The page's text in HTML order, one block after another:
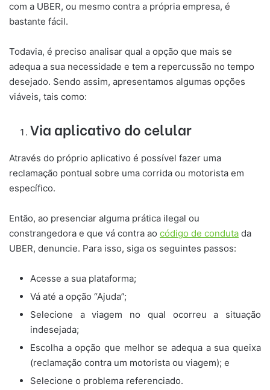
com a UBER, ou mesmo contra a própria empresa, é
bastante fácil.
Todavia, é preciso analisar qual a opção que mais se
adequa a sua necessidade e tem a repercussão no tempo
desejado. Sendo assim, apresentamos algumas opções
viáveis, tais como:
Via aplicativo do celular
Através do próprio aplicativo é possível fazer uma
reclamação pontual sobre uma corrida ou motorista em
específico.
Então, ao presenciar alguma prática ilegal ou
constrangedora e que vá contra ao código de conduta da
UBER, denuncie. Para isso, siga os seguintes passos:
Acesse a sua plataforma;
Vá até a opção “Ajuda”;
Selecione a viagem no qual ocorreu a situação
indesejada;
Escolha a opção que melhor se adequa a sua queixa
(reclamação contra um motorista ou viagem); e
Selecione o problema referenciado.